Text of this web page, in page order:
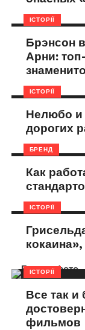
ІСТОРІЇ
Брэнсон
Арни:
ІСТОРІЇ
Нелюбо и
дорогих
БРЕНД
Как
ІСТОРІЇ
ІСТОРІЇ
Все так
фильмов